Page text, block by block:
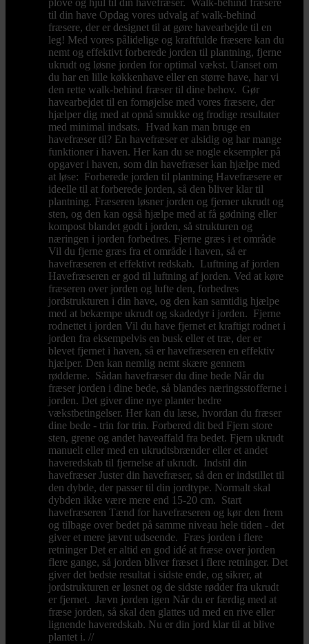
til din have Opdag vores udvalg af walk-behind
fræsere, der er designet til at gøre havearbejde til en
leg! Med vores pålidelige og kraftfulde fræsere kan du
nemt og effektivt forberede jorden til plantning, fjerne
ukrudt og løsne jorden for optimal vækst. Uanset om
du har en lille køkkenhave eller en større have, har vi
den rette walk-behind fræser til dine behov. Gør
havearbejdet til en fornøjelse med vores fræsere, der
hjælper dig med at opnå smukke og frodige resultater
med minimal indsats. Hvad kan man bruge en
havefræser til? En havefræser er alsidig og har mange
funktioner i haven. Her kan du se nogle eksempler på
opgaver i haven, som din havefræser kan hjælpe med
at løse: Forberede jorden til plantning Havefræsere er
ideelle til at forberede jorden, så den bliver klar til
plantning. Fræseren løsner jorden og fjerner ukrudt og
sten, og den kan også hjælpe med at få gødning eller
kompost blandet godt i jorden, så strukturen og
næringen i jorden forbedres. Fjerne græs i et område
Vil du fjerne græs fra et område i haven, så er
havefræseren et effektivt redskab. Luftning af jorden
Havefræseren er god til luftning af jorden. Ved at køre
fræseren over jorden og lufte den, forbedres
jordstrukturen i din have, og den kan samtidig hjælpe
med at bekæmpe ukrudt og skadedyr i jorden. Fjerne
rodnettet i jorden Vil du have fjernet et kraftigt rodnet i
jorden fra eksempelvis en busk eller et træ, der er
blevet fjernet i haven, så er havefræseren en effektiv
hjælper. Den kan nemlig nemt skære gennem
rødderne. Sådan havefræser du dine bede Når du
fræser jorden i dine bede, så blandes næringsstofferne i
jorden. Det giver dine nye planter bedre
vækstbetingelser. Her kan du læse, hvordan du fræser
dine bede - trin for trin. Forbered dit bed Fjern store
sten, grene og andet haveaffald fra bedet. Fjern ukrudt
manuelt eller med en ukrudtsbrænder eller et andet
haveredskab til fjernelse af ukrudt. Indstil din
havefræser Juster din havefræser, så den er indstillet til
den dybde, der passer til din jordtype. Normalt skal
dybden ikke være mere end 15-20 cm. Start
havefræseren Tænd for havefræseren og kør den frem
og tilbage over bedet på samme niveau hele tiden - det
giver et mere jævnt udseende. Fræs jorden i flere
retninger Det er altid en god idé at fræse over jorden
flere gange, så jorden bliver fræset i flere retninger. Det
giver det bedste resultat i sidste ende, og sikrer, at
jordstrukturen er løsnet og de sidste rødder fra ukrudt
er fjernet. Jævn jorden igen Når du er færdig med at
fræse jorden, så skal den glattes ud med en rive eller
lignende haveredskab. Nu er din jord klar til at blive
plantet i. //